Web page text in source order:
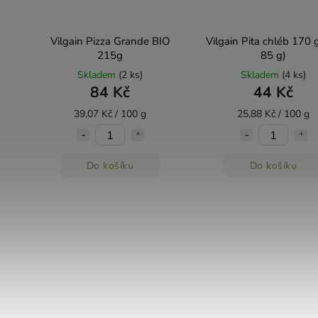
Vilgain Pizza Grande BIO
215g
Skladem (2 ks)
84 Kč
39,07 Kč / 100 g
Do košíku
Vilgain Pita chléb 170
85 g)
Skladem (4 ks)
44 Kč
25,88 Kč / 100 g
Do košíku